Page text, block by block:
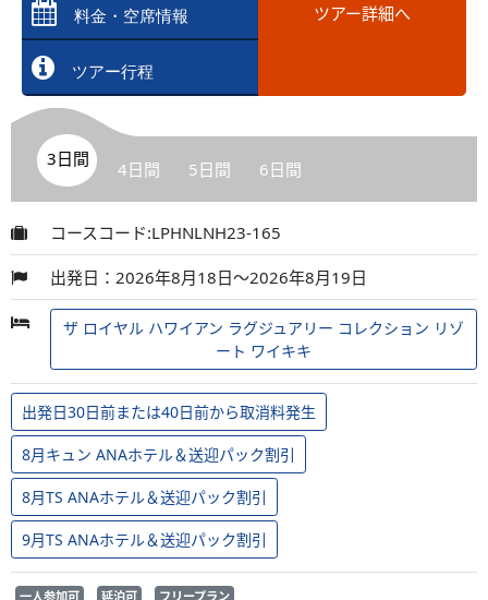
料金・空席情報
ツアー行程
ツアー詳細へ
3日間 4日間 5日間 6日間
コースコード:LPHNLNH23-165
出発日：2026年8月18日～2026年8月19日
ザ ロイヤル ハワイアン ラグジュアリー コレクション リゾ
ート ワイキキ
出発日30日前または40日前から取消料発生
8月キュン ANAホテル＆送迎パック割引
8月TS ANAホテル＆送迎パック割引
9月TS ANAホテル＆送迎パック割引
一人参加可 延泊可 フリープラン